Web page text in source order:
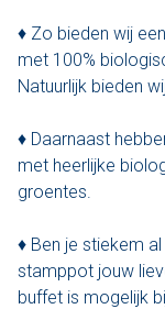
Varen &
Varen &
Varen
♦ Zo bieden wij
met 100%
Natuurlijk bieden
♦ Daarnaast
met heerlijke
groentes.
♦ Ben je stiekem
stamppot jouw
buffet is mogelijk